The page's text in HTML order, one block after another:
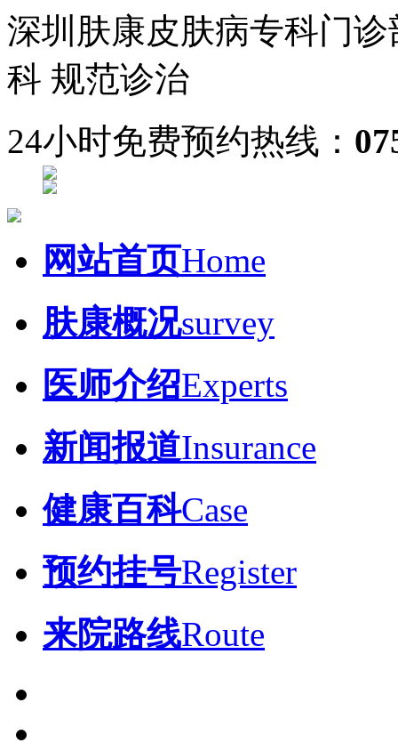
深圳肤康皮肤病专科门诊
科 规范诊治
24小时免费预约热线：
网站首页Home
肤康概况survey
医师介绍Experts
新闻报道Insurance
健康百科Case
预约挂号Register
来院路线Route